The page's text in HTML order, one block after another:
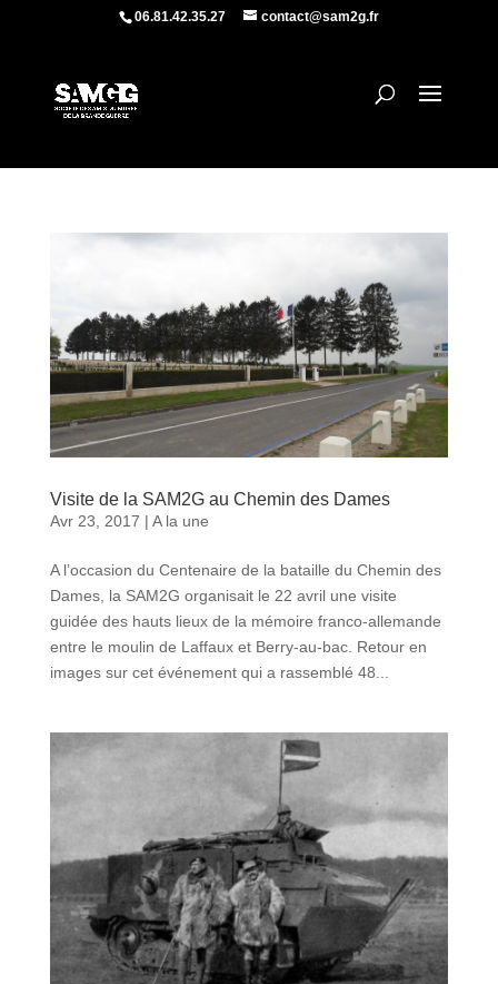
06.81.42.35.27 contact@sam2g.fr
Visite de la SAM2G au Chemin des Dames
Avr 23, 2017 | A la une
A l’occasion du Centenaire de la bataille du Chemin des
Dames, la SAM2G organisait le 22 avril une visite
guidée des hauts lieux de la mémoire franco-allemande
entre le moulin de Laffaux et Berry-au-bac. Retour en
images sur cet événement qui a rassemblé 48...